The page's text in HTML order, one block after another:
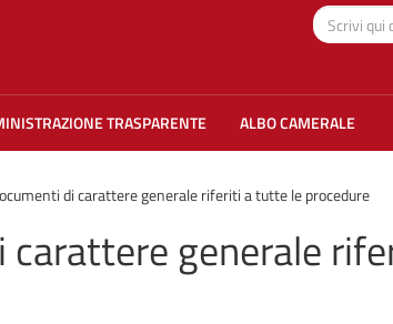
TRASPARENTE ALBO CAMERALE
di carattere generale riferiti a tutte le procedure
generale